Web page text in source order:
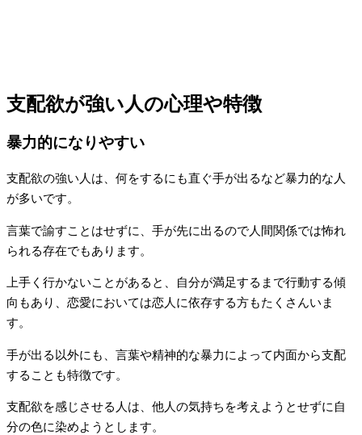
支配欲が強い人の心理や特徴
暴力的になりやすい
支配欲の強い人は、何をするにも直ぐ手が出るなど暴力的な人
が多いです。
言葉で諭すことはせずに、手が先に出るので人間関係では怖れ
られる存在でもあります。
上手く行かないことがあると、自分が満足するまで行動する傾
向もあり、恋愛においては恋人に依存する方もたくさんいま
す。
手が出る以外にも、言葉や精神的な暴力によって内面から支配
することも特徴です。
支配欲を感じさせる人は、他人の気持ちを考えようとせずに自
分の色に染めようとします。